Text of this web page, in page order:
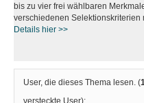
bis zu vier frei wählbaren
verschiedenen Selektionskriterien
Details hier >>
User, die dieses Thema lesen. (1
versteckte User):